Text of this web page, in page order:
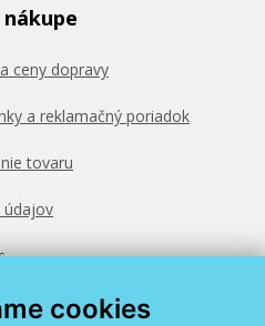
cookies
ceny dopravy
a reklamačný poriadok
tovaru
údajov